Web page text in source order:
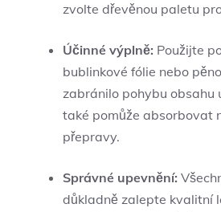
⁣zvolte dřevěnou paletu
Účinné výplně: ⁢Použijte
⁣bublinkové fólie nebo⁢
zabránilo⁤ pohybu ⁣obsahu
také pomůže absorbovat
přepravy.
Správné upevnění:
⁤důkladně⁣ zalepte⁣ kvalitní